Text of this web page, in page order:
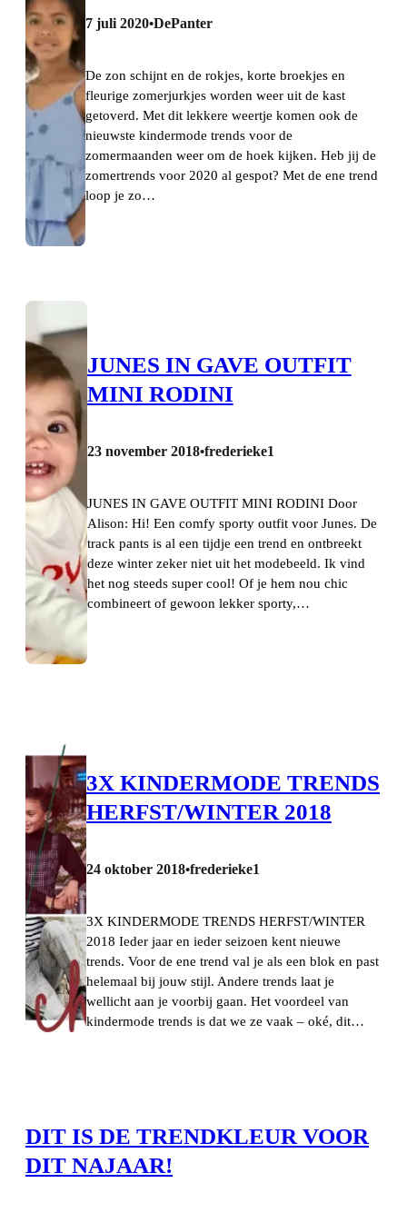
7 juli 2020•DePanter
De zon schijnt en de rokjes, korte broekjes en
fleurige zomerjurkjes worden weer uit de kast
getoverd. Met dit lekkere weertje komen ook de
nieuwste kindermode trends voor de
zomermaanden weer om de hoek kijken. Heb jij de
zomertrends voor 2020 al gespot? Met de ene trend
loop je zo…
JUNES IN GAVE OUTFIT
MINI RODINI
23 november 2018•frederieke1
JUNES IN GAVE OUTFIT MINI RODINI Door
Alison: Hi! Een comfy sporty outfit voor Junes. De
track pants is al een tijdje een trend en ontbreekt
deze winter zeker niet uit het modebeeld. Ik vind
het nog steeds super cool! Of je hem nou chic
combineert of gewoon lekker sporty,…
3X KINDERMODE TRENDS
HERFST/WINTER 2018
24 oktober 2018•frederieke1
3X KINDERMODE TRENDS HERFST/WINTER
2018 Ieder jaar en ieder seizoen kent nieuwe
trends. Voor de ene trend val je als een blok en past
helemaal bij jouw stijl. Andere trends laat je
wellicht aan je voorbij gaan. Het voordeel van
kindermode trends is dat we ze vaak – oké, dit…
DIT IS DE TRENDKLEUR VOOR
DIT NAJAAR!